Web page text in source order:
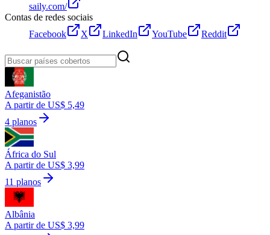
saily.com/
Contas de redes sociais
Facebook
X LinkedIn YouTube Reddit
Afeganistão
A partir de US$ 5,49
4 planos
África do Sul
A partir de US$ 3,99
11 planos
Albânia
A partir de US$ 3,99